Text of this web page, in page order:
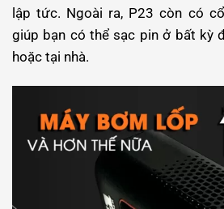
lập tức. Ngoài ra, P23 còn có
giúp bạn có thể sạc pin ở bất kỳ
hoặc tại nhà.